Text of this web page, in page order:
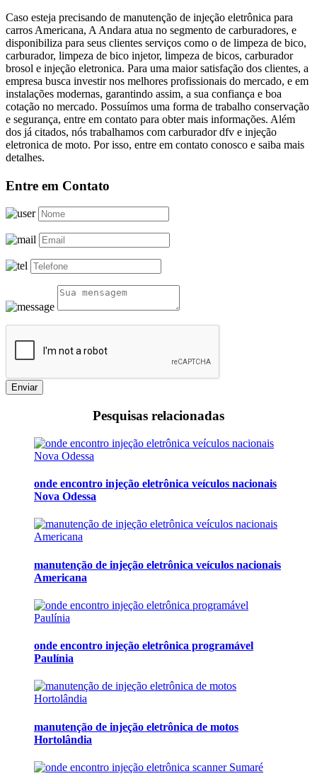
Caso esteja precisando de manutenção de injeção eletrônica para
carros Americana, A Andara atua no segmento de carburadores, e
disponibiliza para seus clientes serviços como o de limpeza de bico,
carburador, limpeza de bico injetor, limpeza de bicos, carburador
brosol e injeção eletronica. Para uma maior satisfação dos clientes, a
empresa busca investir nos melhores profissionais do mercado, e em
instalações modernas, garantindo assim, a sua confiança e boa
cotação no mercado. Possuímos uma forma de trabalho conservação
e segurança, entre em contato para obter mais informações. Além
dos já citados, nós trabalhamos com carburador dfv e injeção
eletronica de moto. Por isso, entre em contato conosco e saiba mais
detalhes.
Entre em Contato
Enviar
Pesquisas relacionadas
onde encontro injeção eletrônica veículos nacionais
Nova Odessa
manutenção de injeção eletrônica veículos nacionais
Americana
onde encontro injeção eletrônica programável
Paulínia
manutenção de injeção eletrônica de motos
Hortolândia